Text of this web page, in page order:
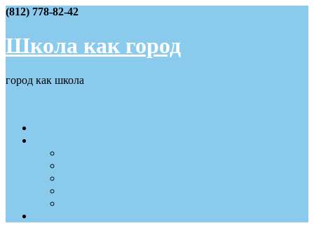
Skip
content
(812) 778-82-42
Школа как город
город как школа